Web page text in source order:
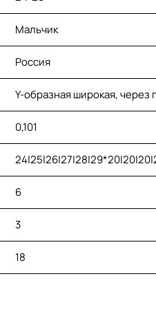
Мальчик
Россия
Y-образная широкая, через
0,101
6
3
18